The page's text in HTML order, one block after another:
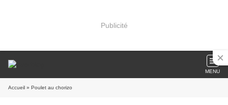
Publicité
MENU
Accueil » Poulet au chorizo